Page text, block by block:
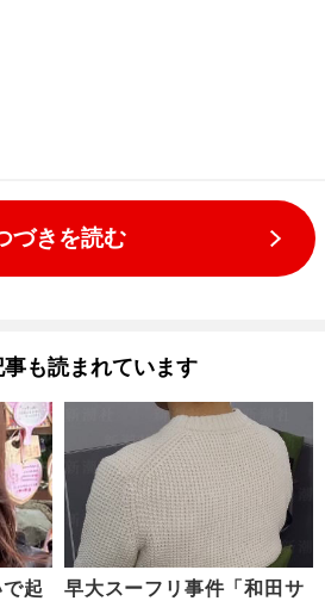
づきを読む
事も読まれています
起
早大スーフリ事件「和田サ